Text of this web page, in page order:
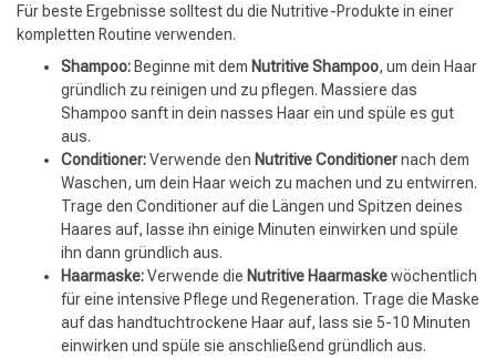
Friseurwahl
Für beste Ergebnisse solltest du die Nutritive-Produkte in einer
kompletten Routine verwenden.
Shampoo: Beginne mit dem Nutritive Shampoo, um dein Haar
gründlich zu reinigen und zu pflegen. Massiere das
Shampoo sanft in dein nasses Haar ein und spüle es gut
aus.
Conditioner:Verwende den Nutritive Conditionernach dem
Waschen, um dein Haar weich zu machen und zu entwirren.
Trage den Conditioner auf die Längen und Spitzen deines
Haares auf, lasse ihn einige Minuten einwirken und spüle
ihn dann gründlich aus.
Haarmaske:Verwende die Nutritive Haarmaskewöchentlich
für eine intensive Pflege und Regeneration. Trage die Maske
auf das handtuchtrockene Haar auf, lass sie 5-10 Minuten
einwirken und spüle sie anschließend gründlich aus.